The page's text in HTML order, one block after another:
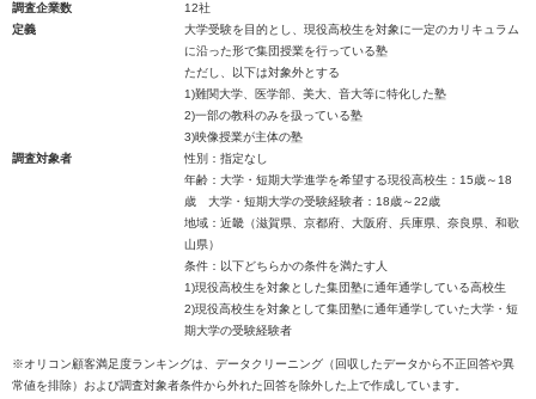
調査企業数
12社
定義
大学受験を目的とし、現役高校生を対象に一定のカリキュラム
に沿った形で集団授業を行っている塾
ただし、以下は対象外とする
1)難関大学、医学部、美大、音大等に特化した塾
2)一部の教科のみを扱っている塾
3)映像授業が主体の塾
調査対象者
性別：指定なし
年齢：大学・短期大学進学を希望する現役高校生：15歳～18
歳 大学・短期大学の受験経験者：18歳～22歳
地域：近畿（滋賀県、京都府、大阪府、兵庫県、奈良県、和歌
山県）
条件：以下どちらかの条件を満たす人
1)現役高校生を対象とした集団塾に通年通学している高校生
2)現役高校生を対象として集団塾に通年通学していた大学・短
期大学の受験経験者
※オリコン顧客満足度ランキングは、データクリーニング（回収したデータから不正回答や異
常値を排除）および調査対象者条件から外れた回答を除外した上で作成しています。